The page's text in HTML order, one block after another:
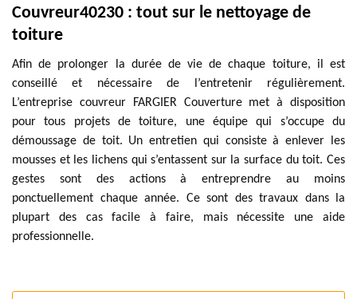
Couvreur40230 : tout sur le nettoyage de
toiture
Afin de prolonger la durée de vie de chaque toiture, il est
conseillé et nécessaire de l’entretenir régulièrement.
L’entreprise couvreur FARGIER Couverture met à disposition
pour tous projets de toiture, une équipe qui s’occupe du
démoussage de toit. Un entretien qui consiste à enlever les
mousses et les lichens qui s’entassent sur la surface du toit. Ces
gestes sont des actions à entreprendre au moins
ponctuellement chaque année. Ce sont des travaux dans la
plupart des cas facile à faire, mais nécessite une aide
professionnelle.